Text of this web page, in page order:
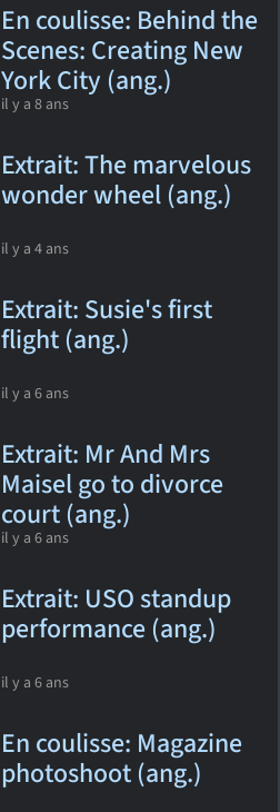
En coulisse: Behind the
Scenes: Creating New
York City (ang.)
il y a 8 ans
Extrait: The marvelous
wonder wheel (ang.)
il y a 4 ans
Extrait: Susie's first
flight (ang.)
il y a 6 ans
Extrait: Mr And Mrs
Maisel go to divorce
court (ang.)
il y a 6 ans
Extrait: USO standup
performance (ang.)
il y a 6 ans
En coulisse: Magazine
photoshoot (ang.)